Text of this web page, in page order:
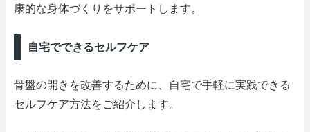
康的な身体づくりをサポートします。
自宅でできるセルフケア
骨盤の開きを改善するために、自宅で手軽に実践できる
セルフケア方法をご紹介します。